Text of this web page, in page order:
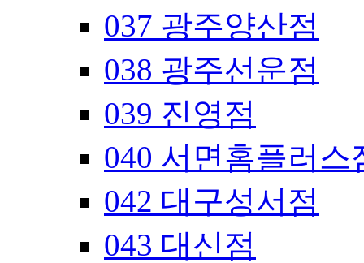
037 광주양산점
038 광주선운점
039 진영점
040 서면홈플러스
042 대구성서점
043 대신점